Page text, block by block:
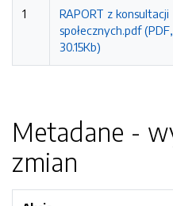
1
RAPORT z konsultacji
społecznych.pdf (PDF,
30.15Kb)
Metadane -
zmian